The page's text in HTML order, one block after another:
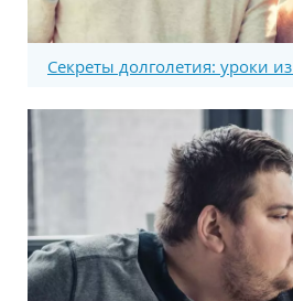
Секреты долголетия: уроки